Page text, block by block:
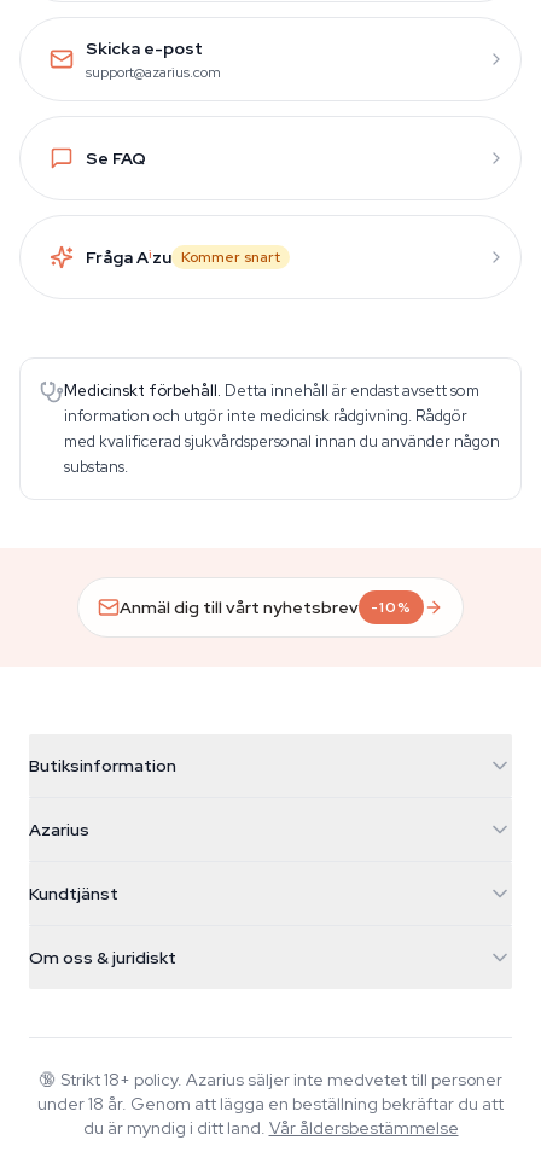
Skicka e-post
support@azarius.com
Se FAQ
Fråga Aizu Kommer snart
Medicinskt förbehåll. Detta innehåll är endast avsett som
information och utgör inte medicinsk rådgivning. Rådgör
med kvalificerad sjukvårdspersonal innan du använder någon
substans.
Anmäl dig till vårt nyhetsbrev -10%
Butiksinformation
Galvaniweg 11
Nederland
+31(0)204897914
Azarius
Magiska svampar
Smokeshop
Kundtjänst
Returpolicy
Vanliga frågor
Integritetspolicy
Om oss & juridiskt
Wiki
Blog
Musik
🔞 Strikt 18+ policy. Azarius säljer inte medvetet till personer
under 18 år. Genom att lägga en beställning bekräftar du att
du är myndig i ditt land. Vår åldersbestämmelse